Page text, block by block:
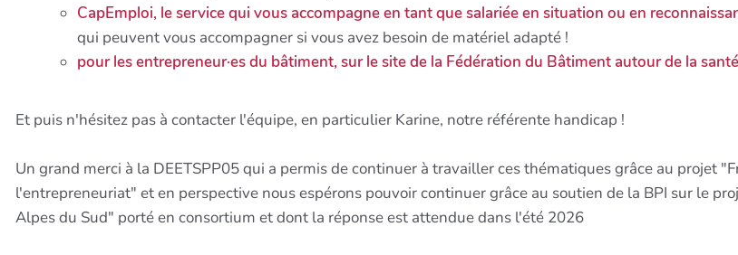
CapEmploi, le service qui vous accompagne en tant que salariée en situation ou en
qui peuvent vous accompagner si vous avez besoin de matériel adapté !
pour les entrepreneur·es du bâtiment, sur le site de la Fédération du Bâtiment autour de la
Et puis n'hésitez pas à contacter l'équipe, en particulier Karine, notre référente handicap !
Un grand merci à la DEETSPP05 qui a permis de continuer à travailler ces thématiques grâce au projet
l'entrepreneuriat" et en perspective nous espérons pouvoir continuer grâce au soutien de la BPI sur le
Alpes du Sud" porté en consortium et dont la réponse est attendue dans l'été 2026